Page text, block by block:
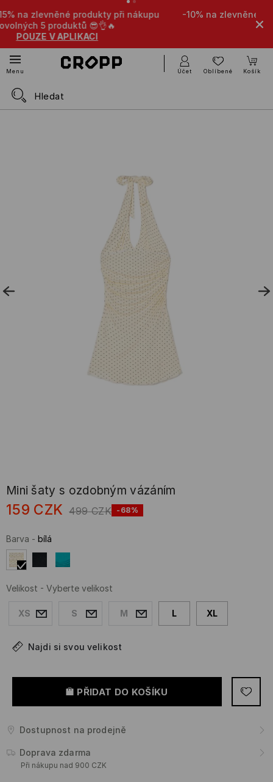
-10% na zlevněné produkty při nákupu libovolných 4
Menu Účet Oblíbené Košík
Mini šaty s ozdobným vázáním
159 CZK 499 CZK -68%
Barva - bílá
Velikost - Vyberte velikost
XS S M L XL
Najdi si svou velikost
PŘIDAT DO KOŠÍKU
Dostupnost na prodejně
Doprava zdarma
Při nákupu nad 900 CZK